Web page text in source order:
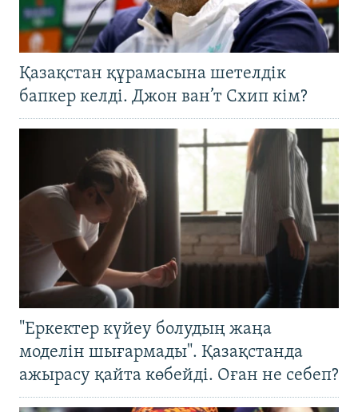
Қазақстан құрамасына шетелдік
бапкер келді. Джон ван’т Схип кім?
"Еркектер күйеу болудың жаңа
моделін шығармады". Қазақстанда
ажырасу қайта көбейді. Оған не себеп?